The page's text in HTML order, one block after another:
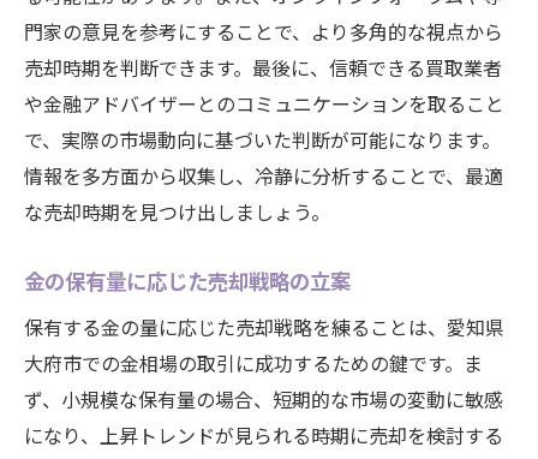
門家の意見を参考にすることで、より多角的な視点から
売却時期を判断できます。最後に、信頼できる買取業者
や金融アドバイザーとのコミュニケーションを取ること
で、実際の市場動向に基づいた判断が可能になります。
情報を多方面から収集し、冷静に分析することで、最適
な売却時期を見つけ出しましょう。
金の保有量に応じた売却戦略の立案
保有する金の量に応じた売却戦略を練ることは、愛知県
大府市での金相場の取引に成功するための鍵です。ま
ず、小規模な保有量の場合、短期的な市場の変動に敏感
になり、上昇トレンドが見られる時期に売却を検討する